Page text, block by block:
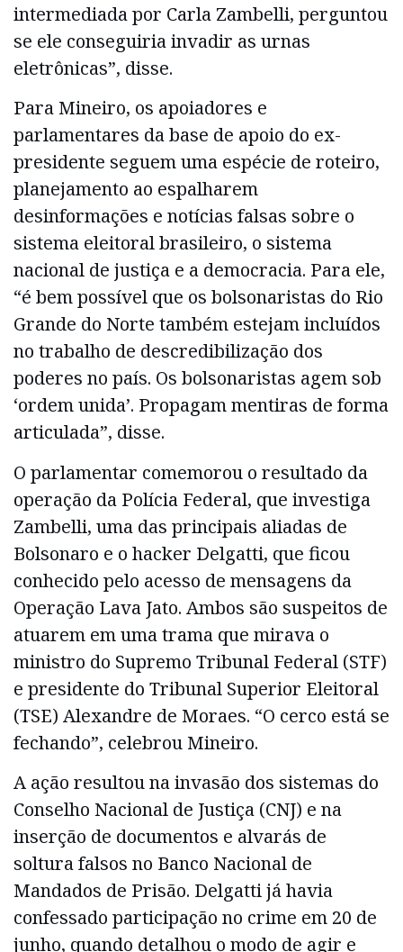
intermediada por Carla Zambelli, perguntou
se ele conseguiria invadir as urnas
eletrônicas”, disse.
Para Mineiro, os apoiadores e
parlamentares da base de apoio do ex-
presidente seguem uma espécie de roteiro,
planejamento ao espalharem
desinformações e notícias falsas sobre o
sistema eleitoral brasileiro, o sistema
nacional de justiça e a democracia. Para ele,
“é bem possível que os bolsonaristas do Rio
Grande do Norte também estejam incluídos
no trabalho de descredibilização dos
poderes no país. Os bolsonaristas agem sob
‘ordem unida’. Propagam mentiras de forma
articulada”, disse.
O parlamentar comemorou o resultado da
operação da Polícia Federal, que investiga
Zambelli, uma das principais aliadas de
Bolsonaro e o hacker Delgatti, que ficou
conhecido pelo acesso de mensagens da
Operação Lava Jato. Ambos são suspeitos de
atuarem em uma trama que mirava o
ministro do Supremo Tribunal Federal (STF)
e presidente do Tribunal Superior Eleitoral
(TSE) Alexandre de Moraes. “O cerco está se
fechando”, celebrou Mineiro.
A ação resultou na invasão dos sistemas do
Conselho Nacional de Justiça (CNJ) e na
inserção de documentos e alvarás de
soltura falsos no Banco Nacional de
Mandados de Prisão. Delgatti já havia
confessado participação no crime em 20 de
junho, quando detalhou o modo de agir e